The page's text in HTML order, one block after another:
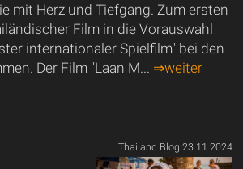
mit Herz und Tiefgang. Zum ersten
Film in die Vorauswahl
internationaler Spielfilm" bei den
Der Film "Laan M... ⇒weiter
Thailand Blog 23.11.2024